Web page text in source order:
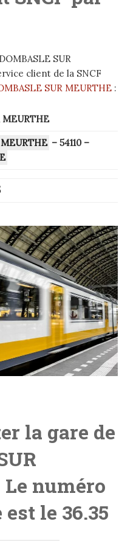
SUR
client de la SNCF
SUR MEURTHE :
MEURTHE
– 54110 –
la gare de
Le numéro
le 36.35